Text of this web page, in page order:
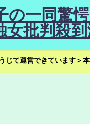
一同驚
女批判殺
て運営できています＞